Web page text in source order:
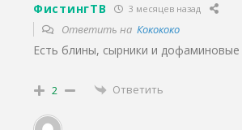
ФистингТВ 3 месяцев назад
Ответить на Кокококо
Есть блины, сырники и дофаминовые
2 Ответить